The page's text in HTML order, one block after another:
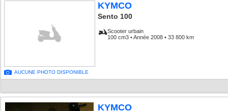
AUCUNE PHOTO DISPONIBLE
KYMCO
Sento 100
Scooter urbain
100 cm3 • Année 2008 • 33 800 km
KYMCO